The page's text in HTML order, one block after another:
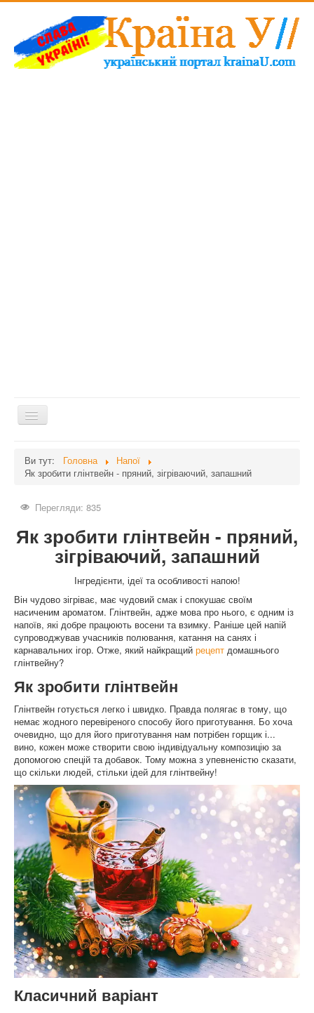
Перемикач
навігації
Дієти
Мати та дитина
Війна
Ви тут: Головна
Напої
Як зробити глінтвейн - пряний, зігріваючий, запашний
Перегляди: 835
Як зробити глінтвейн - пряний,
зігріваючий, запашний
Інгредієнти, ідеї та особливості напою!
Він чудово зігріває, має чудовий смак і спокушає своїм
насиченим ароматом. Глінтвейн, адже мова про нього, є одним із
напоїв, які добре працюють восени та взимку. Раніше цей напій
супроводжував учасників полювання, катання на санях і
карнавальних ігор. Отже, який найкращий рецепт домашнього
глінтвейну?
Як зробити глінтвейн
Глінтвейн готується легко і швидко. Правда полягає в тому, що
немає жодного перевіреного способу його приготування. Бо хоча
очевидно, що для його приготування нам потрібен горщик і...
вино, кожен може створити свою індивідуальну композицію за
допомогою спецій та добавок. Тому можна з упевненістю сказати,
що скільки людей, стільки ідей для глінтвейну!
Класичний варіант